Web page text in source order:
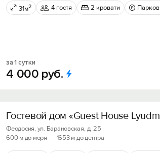
31м2 4 гостя 2 кровати
за 1 сутки
4 000 руб.
Гостевой дом «Guest House
Феодосия, ул. Барановская, д. 25
600 м до моря
· 1653 м до центра